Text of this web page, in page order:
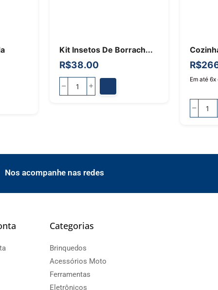
Kit Insetos De Borrach...
R$38.00 R$
Em até 6x
Nos acompanhe nas redes
Categorias
Brinquedos
Acessórios Moto
Ferramentas
Eletrônicos